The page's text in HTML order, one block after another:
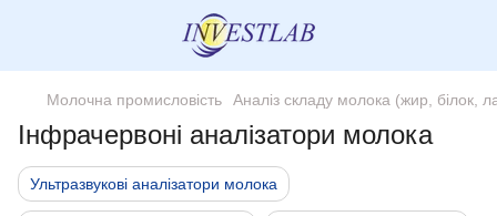
Молочна промисловість Аналіз складу молока (жир, білок,
Інфрачервоні аналізатори молока
Ультразвукові аналізатори молока